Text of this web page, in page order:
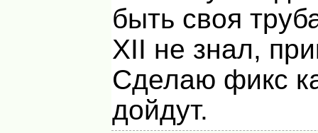
быть своя
XII не знал,
Сделаю фикс
дойдут.